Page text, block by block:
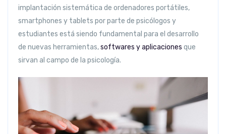
implantación sistemática de ordenadores portátiles,
smartphones y tablets por parte de psicólogos y
estudiantes está siendo fundamental para el desarrollo
de nuevas herramientas,softwares y aplicaciones que
sirvan al campo de la psicología.